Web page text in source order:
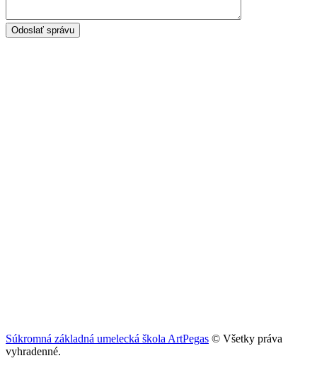
Súkromná základná umelecká škola ArtPegas © Všetky práva
vyhradenné.